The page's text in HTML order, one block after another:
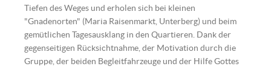
Tiefen des Weges und erholen sich bei kleinen
"Gnadenorten" (Maria Raisenmarkt, Unterberg) und beim
gemütlichen Tagesausklang in den Quartieren. Dank der
gegenseitigen Rücksichtnahme, der Motivation durch die
Gruppe, der beiden Begleitfahrzeuge und der Hilfe Gottes